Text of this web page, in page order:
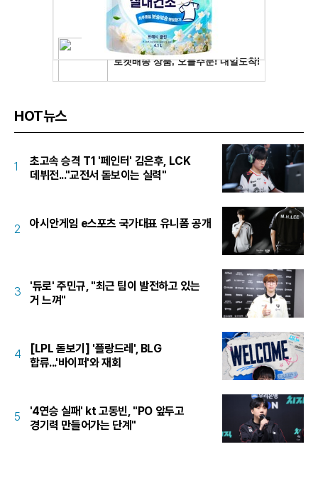
HOT뉴스
1
초고속 승격 T1 '페인터' 김은후, LCK
데뷔전..."교전서 돋보이는 실력"
2 아시안게임 e스포츠 국가대표 유니폼 공개
3
'듀로' 주민규, "최근 팀이 발전하고 있는
거 느껴"
4
[LPL 돋보기] '플랑드레', BLG
합류...'바이퍼'와 재회
5
'4연승 실패' kt 고동빈, "PO 앞두고
경기력 만들어가는 단계"